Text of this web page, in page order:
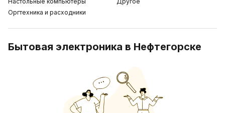
Оргтехника и расходники
Бытовая электроника в Нефтегорске